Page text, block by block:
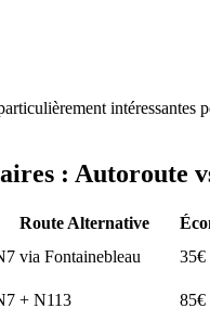
: Autoroute
Route Alternative
via Fontainebleau 35€
+ N113 85€